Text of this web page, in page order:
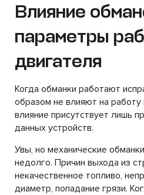
Влияние
параметры
двигателя
Когда обманки работают
образом не влияют на работу
влияние присутствует лишь
данных устройств.
Увы, но механические
недолго. Причин выхода из
некачественное топливо,
диаметр, попадание грязи.